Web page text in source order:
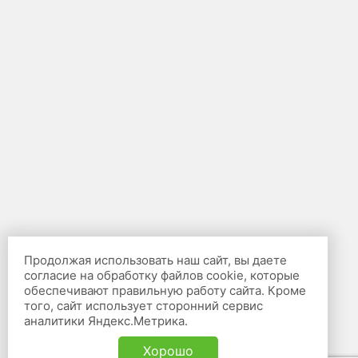
Продолжая использовать наш сайт, вы даете
согласие на обработку файлов cookie, которые
обеспечивают правильную работу сайта. Кроме
того, сайт использует сторонний сервис
аналитики Яндекс.Метрика.
Хорошо